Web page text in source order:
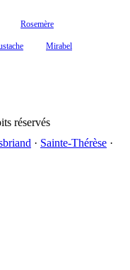
Rosemère
Mirabel
réservés
· Sainte-Thérèse ·